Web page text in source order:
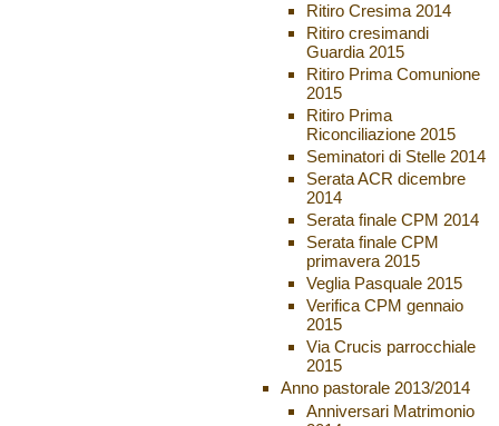
Ritiro Cresima 2014
Ritiro cresimandi
Guardia 2015
Ritiro Prima Comunione
2015
Ritiro Prima
Riconciliazione 2015
Seminatori di Stelle 2014
Serata ACR dicembre
2014
Serata finale CPM 2014
Serata finale CPM
primavera 2015
Veglia Pasquale 2015
Verifica CPM gennaio
2015
Via Crucis parrocchiale
2015
Anno pastorale 2013/2014
Anniversari Matrimonio